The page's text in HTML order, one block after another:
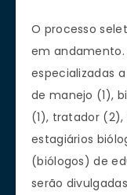
O processo
em andamento.
especializadas
de manejo (1),
(1), tratador
estagiários
(biólogos) de
serão